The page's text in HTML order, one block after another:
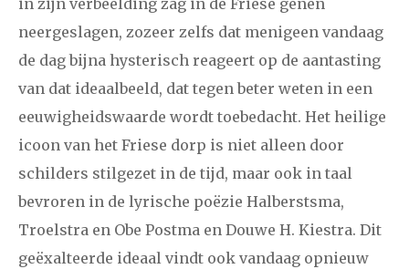
in zijn verbeelding zag in de Friese genen
neergeslagen, zozeer zelfs dat menigeen vandaag
de dag bijna hysterisch reageert op de aantasting
van dat ideaalbeeld, dat tegen beter weten in een
eeuwigheidswaarde wordt toebedacht. Het heilige
icoon van het Friese dorp is niet alleen door
schilders stilgezet in de tijd, maar ook in taal
bevroren in de lyrische poëzie Halberstsma,
Troelstra en Obe Postma en Douwe H. Kiestra. Dit
geëxalteerde ideaal vindt ook vandaag opnieuw